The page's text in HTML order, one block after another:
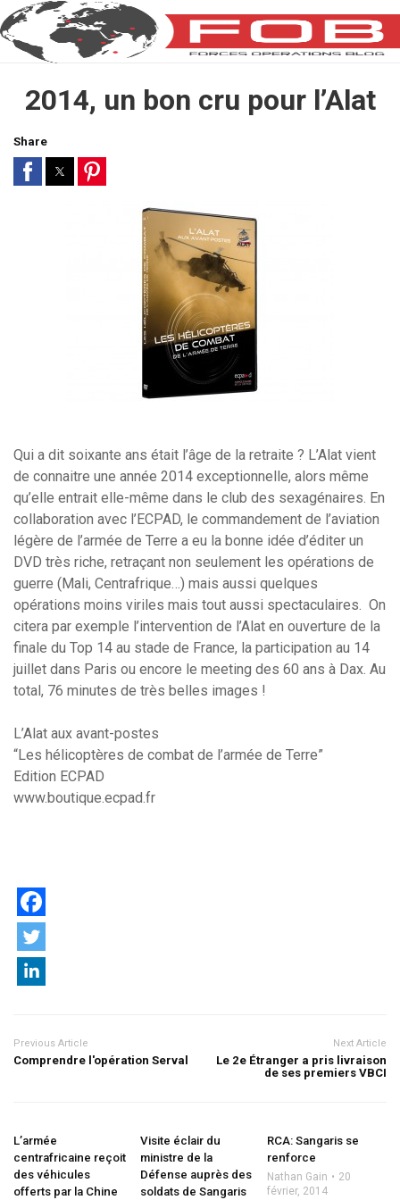
2014, un bon cru pour l’Alat
Share
Qui a dit soixante ans était l’âge de la retraite ? L’Alat vient
de connaitre une année 2014 exceptionnelle, alors même
qu’elle entrait elle-même dans le club des sexagénaires. En
collaboration avec l’ECPAD, le commandement de l’aviation
légère de l’armée de Terre a eu la bonne idée d’éditer un
DVD très riche, retraçant non seulement les opérations de
guerre (Mali, Centrafrique…) mais aussi quelques
opérations moins viriles mais tout aussi spectaculaires. On
citera par exemple l’intervention de l’Alat en ouverture de la
finale du Top 14 au stade de France, la participation au 14
juillet dans Paris ou encore le meeting des 60 ans à Dax. Au
total, 76 minutes de très belles images !
L’Alat aux avant-postes
“Les hélicoptères de combat de l’armée de Terre”
Edition ECPAD
www.boutique.ecpad.fr
Previous Article
Comprendre l'opération Serval
Next Article
Le 2e Étranger a pris livraison
de ses premiers VBCI
L’armée
centrafricaine reçoit
des véhicules
offerts par la Chine
Visite éclair du
ministre de la
Défense auprès des
soldats de Sangaris
RCA: Sangaris se
renforce
Nathan Gain
20
février, 2014